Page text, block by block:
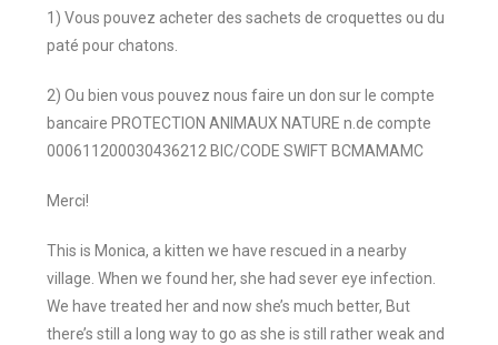
1) Vous pouvez acheter des sachets de croquettes ou du
paté pour chatons.
2) Ou bien vous pouvez nous faire un don sur le compte
bancaire PROTECTION ANIMAUX NATURE n.de compte
000611200030436212 BIC/CODE SWIFT BCMAMAMC
Merci!
This is Monica, a kitten we have rescued in a nearby
village. When we found her, she had sever eye infection.
We have treated her and now she’s much better, But
there’s still a long way to go as she is still rather weak and